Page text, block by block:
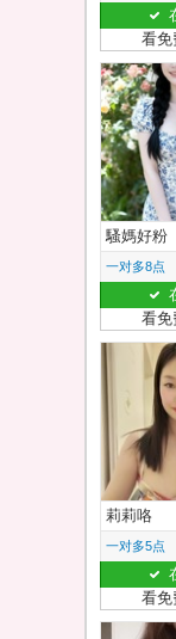
看免
騷媽好粉
一对多8点
看免
莉莉咯
一对多5点
看免